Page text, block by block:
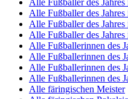
Alle Fußballer des
Alle Fußballer des
Alle Fußballer des Jahres
Alle Fußballerinnen des
Alle Fußballerinnen des
Alle Fußballerinnen des
Alle Fußballerinnen des
Alle färingischen Meister